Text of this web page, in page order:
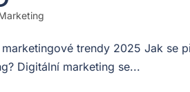
trendy 2025 Jak se
Digitální marketing se...